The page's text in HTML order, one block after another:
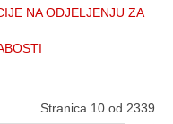
NA ODJELJENJU ZA
Stranica 10 od 2339